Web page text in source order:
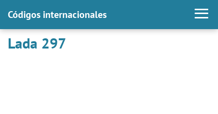
Códigos internacionales
Lada 297